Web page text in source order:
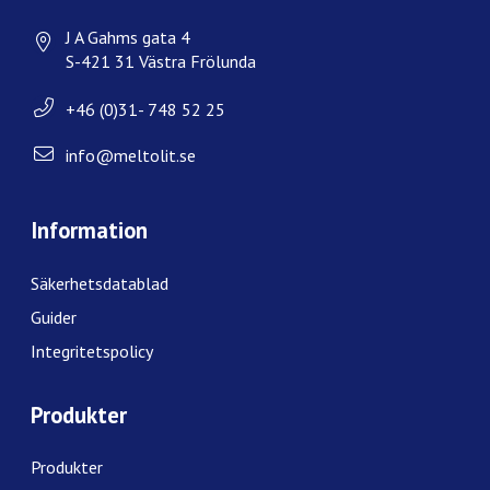
J A Gahms gata 4
S-421 31 Västra Frölunda
+46 (0)31- 748 52 25
info@meltolit.se
Information
Säkerhetsdatablad
Guider
Integritetspolicy
Produkter
Produkter